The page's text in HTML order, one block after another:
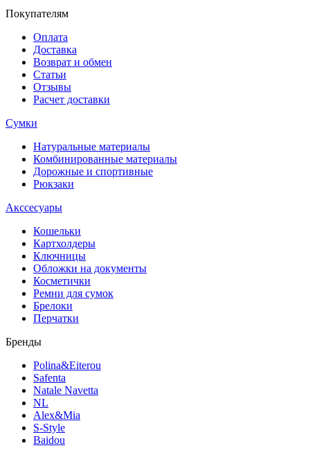
Покупателям
Оплата
Доставка
Возврат и обмен
Статьи
Отзывы
Расчет доставки
Сумки
Натуральные материалы
Комбинированные материалы
Дорожные и спортивные
Рюкзаки
Акссесуары
Кошельки
Картхолдеры
Ключницы
Обложки на документы
Косметички
Ремни для сумок
Брелоки
Перчатки
Бренды
Polina&Eiterou
Safenta
Natale Navetta
NL
Alex&Mia
S-Style
Baidou